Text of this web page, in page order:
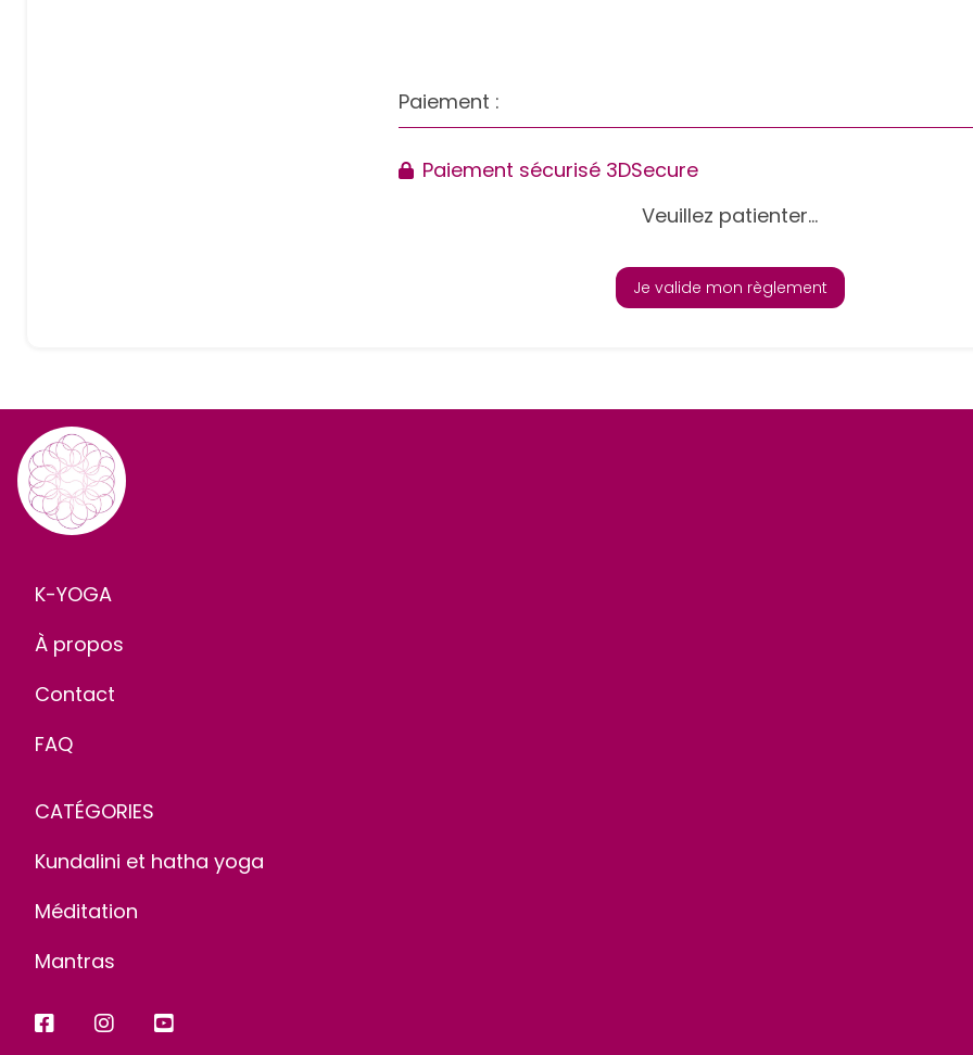
Paiement :
Paiement sécurisé 3DSecure
Veuillez patienter...
Je valide mon règlement
K-YOGA
À propos
Contact
FAQ
CATÉGORIES
Kundalini et hatha yoga
Méditation
Mantras